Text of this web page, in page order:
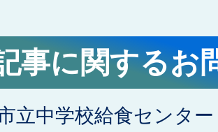
事に関するお
立中学校給食センタ